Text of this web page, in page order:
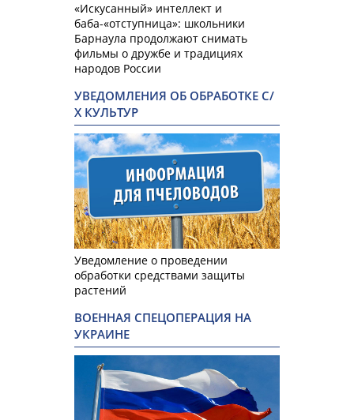
«Искусанный» интеллект и
баба-«отступница»: школьники
Барнаула продолжают снимать
фильмы о дружбе и традициях
народов России
УВЕДОМЛЕНИЯ ОБ ОБРАБОТКЕ С/
Х КУЛЬТУР
Уведомление о проведении
обработки средствами защиты
растений
ВОЕННАЯ СПЕЦОПЕРАЦИЯ НА
УКРАИНЕ